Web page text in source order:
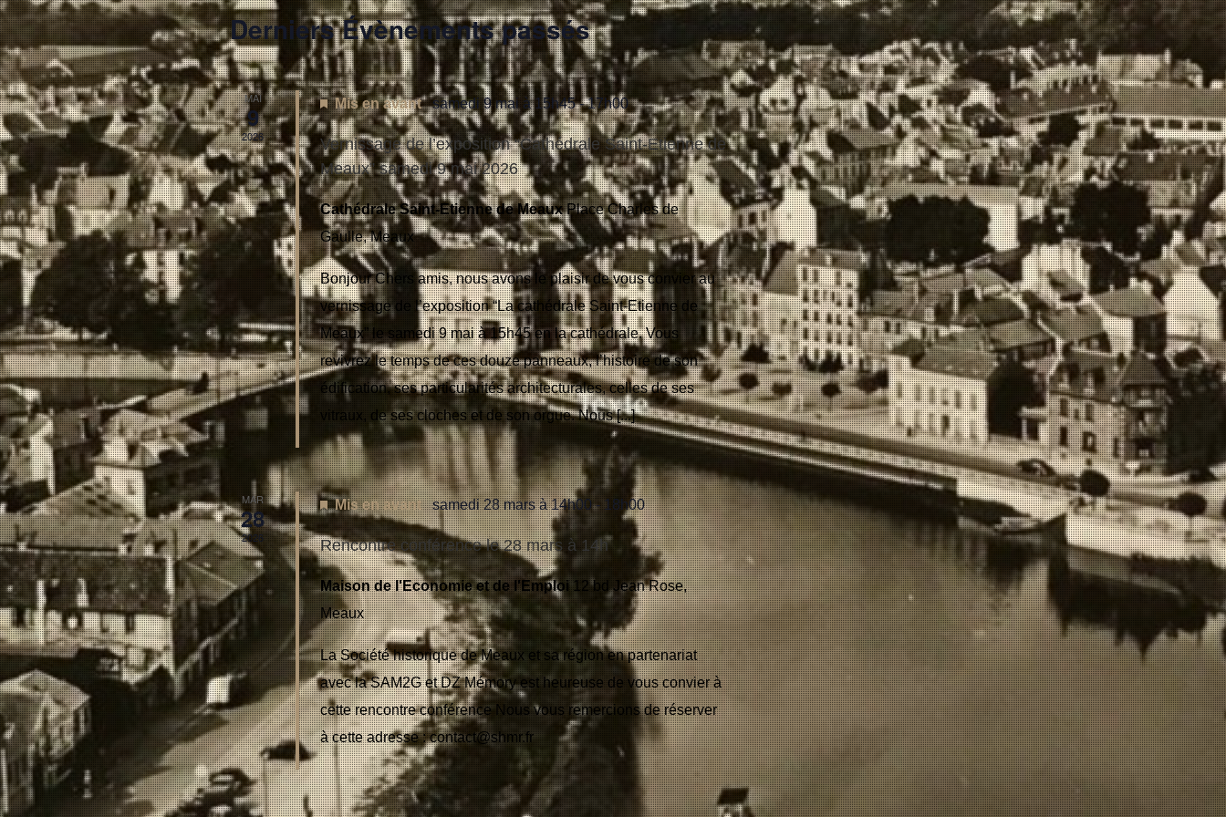
Derniers Évènements passés
MAI
9
2026
Mis en avant samedi 9 mai à 15h45-17h00
Vernissage de l’exposition “Cathédrale Saint-Etienne de
Meaux” samedi 9 mai 2026
Cathédrale Saint-Etienne de MeauxPlace Charles de
Gaulle, Meaux
Bonjour Chers amis, nous avons le plaisir de vous convier au
vernissage de l’exposition “La cathédrale Saint-Etienne de
Meaux” le samedi 9 mai à 15h45 en la cathédrale. Vous
revivrez le temps de ces douze panneaux, l’histoire de son
édification, ses particularités architecturales, celles de ses
vitraux, de ses cloches et de son orgue. Nous [...]
MAR
28
2026
Mis en avant samedi 28 mars à 14h00-18h00
Rencontre conférence le 28 mars à 14h
Maison de l'Economie et de l'Emploi12 bd Jean Rose,
Meaux
La Société historique de Meaux et sa région en partenariat
avec la SAM2G et DZ Mémory est heureuse de vous convier à
cette rencontre conférence Nous vous remercions de réserver
à cette adresse :contact@shmr.fr